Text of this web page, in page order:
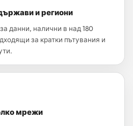
и региони
данни, налични в над 180
за кратки пътувания и
мрежи